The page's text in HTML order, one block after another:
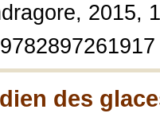
2015,
des